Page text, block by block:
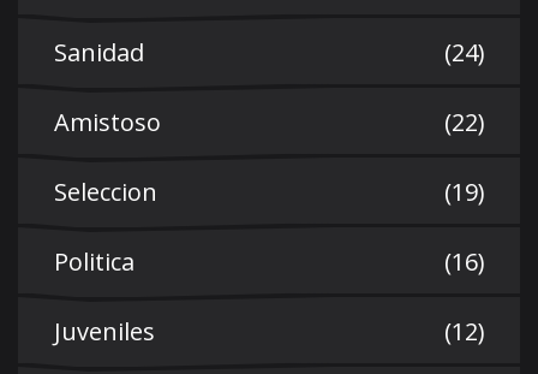
Sanidad (24)
Amistoso (22)
Seleccion (19)
Politica (16)
Juveniles (12)